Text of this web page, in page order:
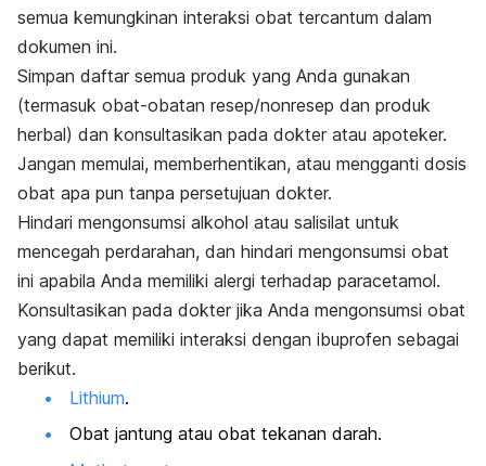
semua kemungkinan interaksi obat tercantum dalam
dokumen ini.
Simpan daftar semua produk yang Anda gunakan
(termasuk obat-obatan resep/nonresep dan produk
herbal) dan konsultasikan pada dokter atau apoteker.
Jangan memulai, memberhentikan, atau mengganti dosis
obat apa pun tanpa persetujuan dokter.
Hindari mengonsumsi alkohol atau salisilat untuk
mencegah perdarahan, dan hindari mengonsumsi obat
ini apabila Anda memiliki alergi terhadap paracetamol.
Konsultasikan pada dokter jika Anda mengonsumsi obat
yang dapat memiliki interaksi dengan ibuprofen sebagai
berikut.
Lithium.
Obat jantung atau obat tekanan darah.